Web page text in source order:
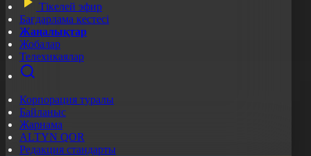
Тікелей эфир
Бағдарлама кестесі
Жаңалықтар
Жобалар
Телехикаялар
Корпорация туралы
Байланыс
Жарнама
ALTYN QOR
Редакция стандарты